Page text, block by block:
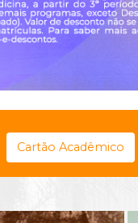
Cartão Acadêmico